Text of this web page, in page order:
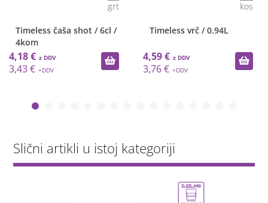
grt
Timeless čaša shot / 6cl /
4kom
4,18 €
3,43 €
kos
Timeless vrč / 0.94L
4,59 €
3,76 €
Slični artikli u istoj kategoriji